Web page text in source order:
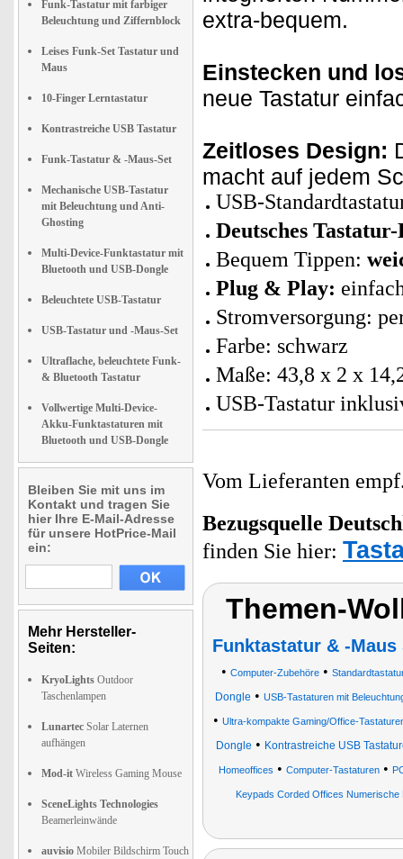
Funk-Tastatur mit farbiger
Beleuchtung und Ziffernblock
Leises Funk-Set Tastatur und
Maus
10-Finger Lerntastatur
Kontrastreiche USB Tastatur
Funk-Tastatur & -Maus-Set
Mechanische USB-Tastatur
mit Beleuchtung und Anti-
Ghosting
Multi-Device-Funktastatur mit
Bluetooth und USB-Dongle
Beleuchtete USB-Tastatur
USB-Tastatur und -Maus-Set
Ultraflache, beleuchtete Funk-
& Bluetooth Tastatur
Vollwertige Multi-Device-
Akku-Funktastaturen mit
Bluetooth und USB-Dongle
Bleiben Sie mit uns im
Kontakt und tragen Sie
hier Ihre E-Mail-Adresse
für unsere HotPrice-Mail
ein:
Mehr Hersteller-
Seiten:
KryoLights Outdoor
Taschenlampen
Lunartec Solar Laternen
aufhängen
Mod-it Wireless Gaming Mouse
SceneLights Technologies
Beamerleinwände
auvisio Mobiler Bildschirm Touch
extra-bequem.
Einstecken und
neue Tastatur
Zeitloses Design:
macht auf jedem
USB-
Deutsches
Bequem Tippen:
Plug & Play:
Stromversorgung:
Farbe: schwarz
Maße: 43,8 x 2 x
USB-Tastatur
Vom Lieferanten
Bezugsquelle
finden Sie hier:
Themen-
Funktastatur & -Maus
• Computer-Zubehöre •
Dongle • USB-Tastaturen mit
• Ultra-kompakte Gaming/Office-
Dongle • Kontrastreiche USB
Homeoffices • Computer-Tastaturen •
Keypads Corded Offices